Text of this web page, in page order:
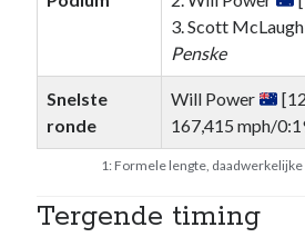
3. Scott
Penske
Snelste
ronde
Will Power
167,415 mph/
1: Formele lengte,
Tergende timing